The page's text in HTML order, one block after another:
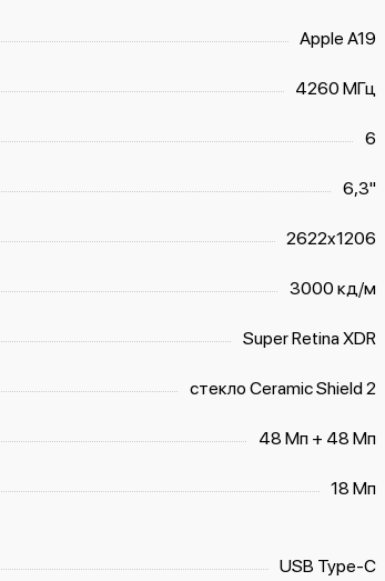
Apple A19
4260 МГц
6
6,3"
2622x1206
3000 кд/м
Super Retina XDR
стекло Ceramic Shield 2
48 Мп + 48 Мп
18 Мп
USB Type-C